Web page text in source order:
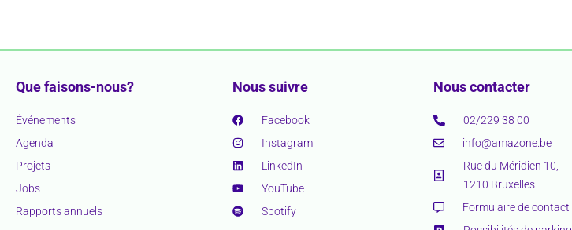
Que faisons-nous?
Événements
Agenda
Projets
Jobs
Rapports annuels
Nous suivre
Facebook
Instagram
LinkedIn
YouTube
Spotify
Nous contacter
02/229 38 00
info@amazone.be
Rue du Méridien 10,
1210 Bruxelles
Formulaire de contact